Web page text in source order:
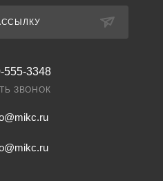
555-3348
ЗВОНОК